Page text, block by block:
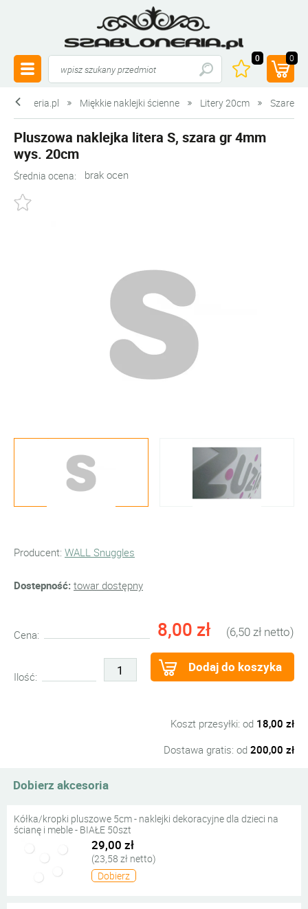
0 0
szabloneria.pl Miękkie naklejki ścienne Litery 20cm Szare
Pluszowa naklejka litera S, szara gr 4mm
wys. 20cm
Średnia ocena: brak ocen
Producent: WALL Snuggles
Dostepność: towar dostępny
Cena: 8,00 zł (6,50 zł netto)
Ilość:
Dodaj do koszyka
Koszt przesyłki: od 18,00 zł
Dostawa gratis: od 200,00 zł
Dobierz akcesoria
Kółka/kropki pluszowe 5cm - naklejki dekoracyjne dla dzieci na
ścianę i meble - BIAŁE 50szt
29,00 zł
(23,58 zł netto)
Dobierz